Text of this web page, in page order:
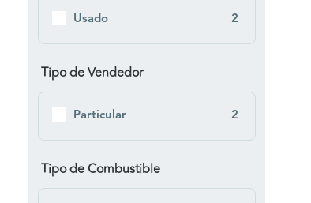
Usado 2
Tipo de Vendedor
Particular 2
Tipo de Combustible